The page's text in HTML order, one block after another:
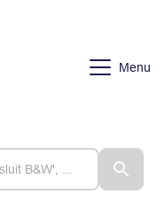
Menu